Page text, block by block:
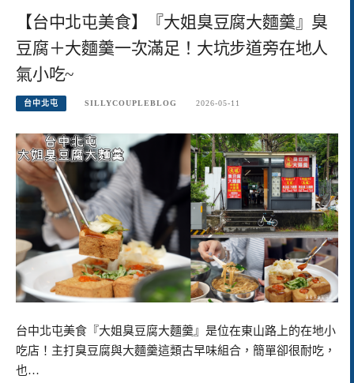
【台中北屯美食】『大姐臭豆腐大麵羹』臭
豆腐＋大麵羹一次滿足！大坑步道旁在地人
氣小吃~
台中北屯 SILLYCOUPLEBLOG 2026-05-11
台中北屯美食『大姐臭豆腐大麵羹』是位在東山路上的在地小
吃店！主打臭豆腐與大麵羹這類古早味組合，簡單卻很耐吃，
也…